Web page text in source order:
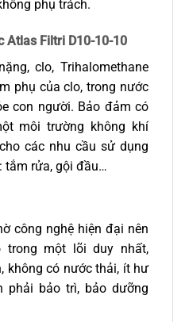
phụ trách.
Atlas Filtri D10-10-10
clo, Trihalomethane
phụ của clo, trong nước
con người. Bảo đảm có
môi trường không khí
các nhu cầu sử dụng
tắm rửa, gội đầu…
công nghệ hiện đại nên
một lõi duy nhất,
không có nước thải, ít hư
phải bảo trì, bảo dưỡng